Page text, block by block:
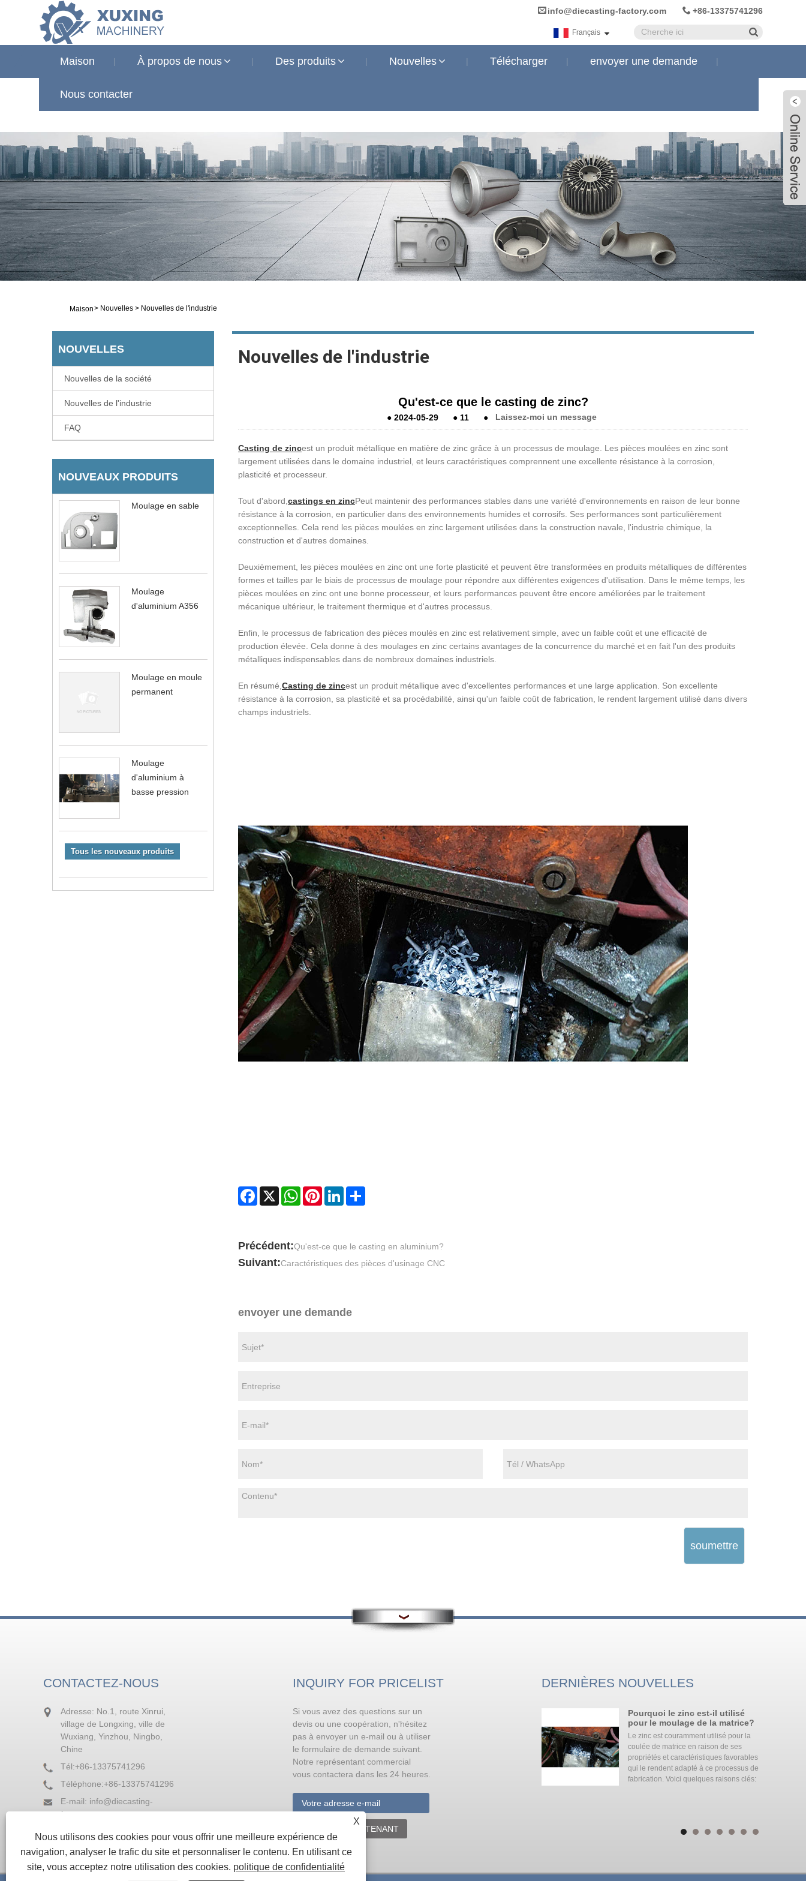
+86-13375741296
info@diecasting-factory.com
Français
Maison À propos de nous Des produits Nouvelles Télécharger envoyer une demande
Nous contacter
Nouvelles
Maison> Nouvelles > Nouvelles de l'industrie
NOUVELLES
Nouvelles de la société
Nouvelles de l'industrie
FAQ
NOUVEAUX PRODUITS
Moulage en sable
Moulage
d'aluminium A356
Moulage en moule
permanent
Moulage
d'aluminium à
basse pression
Tous les nouveaux produits
Nouvelles de l'industrie
Qu'est-ce que le casting de zinc?
● 2024-05-29 ● 11 ● Laissez-moi un message
Casting de zincest un produit métallique en matière de zinc grâce à un processus de moulage. Les pièces moulées en zinc sont
largement utilisées dans le domaine industriel, et leurs caractéristiques comprennent une excellente résistance à la corrosion,
plasticité et processeur.
Tout d'abord, castings en zincPeut maintenir des performances stables dans une variété d'environnements en raison de leur bonne
résistance à la corrosion, en particulier dans des environnements humides et corrosifs. Ses performances sont particulièrement
exceptionnelles. Cela rend les pièces moulées en zinc largement utilisées dans la construction navale, l'industrie chimique, la
construction et d'autres domaines.
Deuxièmement, les pièces moulées en zinc ont une forte plasticité et peuvent être transformées en produits métalliques de différentes
formes et tailles par le biais de processus de moulage pour répondre aux différentes exigences d'utilisation. Dans le même temps, les
pièces moulées en zinc ont une bonne processeur, et leurs performances peuvent être encore améliorées par le traitement
mécanique ultérieur, le traitement thermique et d'autres processus.
Enfin, le processus de fabrication des pièces moulés en zinc est relativement simple, avec un faible coût et une efficacité de
production élevée. Cela donne à des moulages en zinc certains avantages de la concurrence du marché et en fait l'un des produits
métalliques indispensables dans de nombreux domaines industriels.
En résumé, Casting de zincest un produit métallique avec d'excellentes performances et une large application. Son excellente
résistance à la corrosion, sa plasticité et sa procédabilité, ainsi qu'un faible coût de fabrication, le rendent largement utilisé dans divers
champs industriels.
Facebook
X WhatsAppPinterestLinkedIn
Précédent:Qu'est-ce que le casting en aluminium?
Suivant:Caractéristiques des pièces d'usinage CNC
envoyer une demande
soumettre
CONTACTEZ-NOUS
Adresse: No.1, route Xinrui,
village de Longxing, ville de
Wuxiang, Yinzhou, Ningbo,
Chine
Tél:+86-13375741296
Téléphone:+86-13375741296
E-mail: info@diecasting-
factory.com
Fax: +86-574-88236964
INQUIRY FOR PRICELIST
Si vous avez des questions sur un
devis ou une coopération, n'hésitez
pas à envoyer un e-mail ou à utiliser
le formulaire de demande suivant.
Notre représentant commercial
vous contactera dans les 24 heures.
ENQUÊTE MAINTENANT
DERNIÈRES NOUVELLES
Problèmes nécessitant une
attention dans le traitement
métamorphique de l'aluminium
liquide avant la coulée
Le sodium est le modificateur le plus
efficace pour le silicium eutectique
métamorphique. Il peut être ajouté sous forme de sel de sodium ou
Pourquoi le zinc est-il utilisé
pour le moulage de la matrice?
Le zinc est couramment utilisé pour la
coulée de matrice en raison de ses
propriétés et caractéristiques favorables
qui le rendent adapté à ce processus de
fabrication. Voici quelques raisons clés:
X
Nous utilisons des cookies pour vous offrir une meilleure expérience de
navigation, analyser le trafic du site et personnaliser le contenu. En utilisant ce
site, vous acceptez notre utilisation des cookies. politique de confidentialité